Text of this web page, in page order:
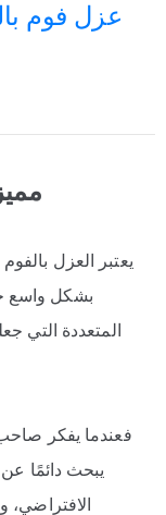
عزل فوم
يعتبر العزل
بشكل واسع
المتعددة التي
فعندما يفكر
يبحث دائمًا عن